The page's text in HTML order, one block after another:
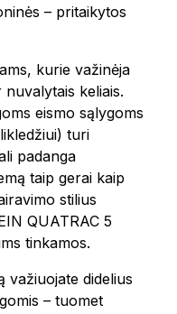
– pritaikytos
kurie važinėja
keliais.
eismo sąlygoms
turi
padanga
taip gerai kaip
stilius
QUATRAC 5
tinkamos.
važiuojate didelius
– tuomet